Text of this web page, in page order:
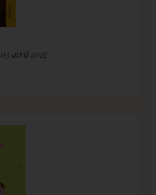
par samedi 3 avril 2026 de 10h à 18h - 03 avril 2027